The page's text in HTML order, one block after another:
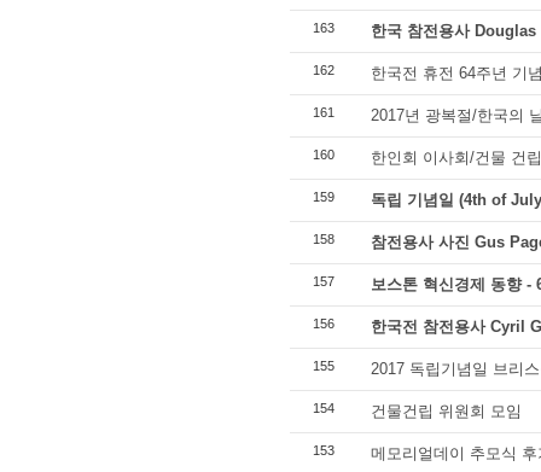
163 한국 참전용사 Douglas
162 한국전 휴전 64주년 기
161 2017년 광복절/한국의
160 한인회 이사회/건물 건
159 독립 기념일 (4th of
158 참전용사 사진 Gus
157 보스톤 혁신경제 동향 -
156 한국전 참전용사 Cyril
155 2017 독립기념일 브리
154 건물건립 위원회 모임
153 메모리얼데이 추모식 후